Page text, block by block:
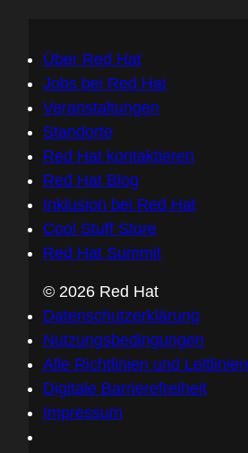
Über Red Hat
Jobs bei Red Hat
Veranstaltungen
Standorte
Red Hat kontaktieren
Red Hat Blog
Inklusion bei Red Hat
Cool Stuff Store
Red Hat Summit
© 2026 Red Hat
Datenschutzerklärung
Nutzungsbedingungen
Alle Richtlinien und Leitlinien
Digitale Barrierefreiheit
Impressum